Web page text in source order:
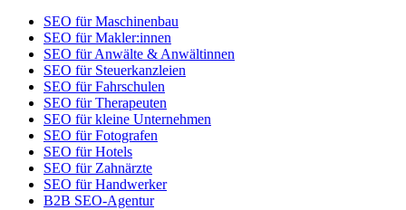
SEO für Maschinenbau
SEO für Makler:innen
SEO für Anwälte & Anwältinnen
SEO für Steuerkanzleien
SEO für Fahrschulen
SEO für Therapeuten
SEO für kleine Unternehmen
SEO für Fotografen
SEO für Hotels
SEO für Zahnärzte
SEO für Handwerker
B2B SEO-Agentur